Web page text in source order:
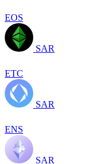
EOS
SAR
ETC
SAR
ENS
SAR